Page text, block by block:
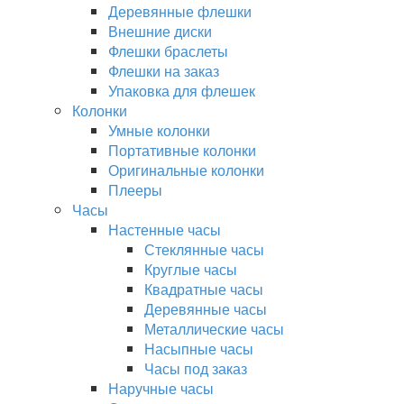
Деревянные флешки
Внешние диски
Флешки браслеты
Флешки на заказ
Упаковка для флешек
Колонки
Умные колонки
Портативные колонки
Оригинальные колонки
Плееры
Часы
Настенные часы
Стеклянные часы
Круглые часы
Квадратные часы
Деревянные часы
Металлические часы
Насыпные часы
Часы под заказ
Наручные часы